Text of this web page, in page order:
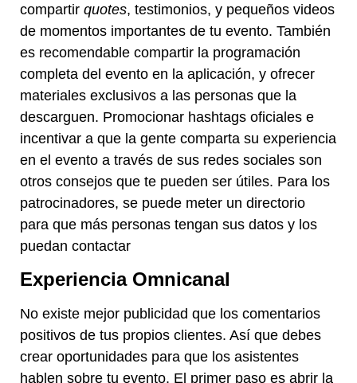
compartir quotes, testimonios, y pequeños videos
de momentos importantes de tu evento. También
es recomendable compartir la programación
completa del evento en la aplicación, y ofrecer
materiales exclusivos a las personas que la
descarguen. Promocionar hashtags oficiales e
incentivar a que la gente comparta su experiencia
en el evento a través de sus redes sociales son
otros consejos que te pueden ser útiles. Para los
patrocinadores, se puede meter un directorio
para que más personas tengan sus datos y los
puedan contactar
Experiencia Omnicanal
No existe mejor publicidad que los comentarios
positivos de tus propios clientes. Así que debes
crear oportunidades para que los asistentes
hablen sobre tu evento. El primer paso es abrir la